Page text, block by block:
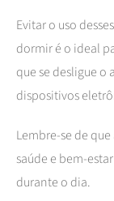
Evitar o uso
dormir é o ideal
que se desligue o
dispositivos
Lembre-se de
saúde e bem-
durante o dia.